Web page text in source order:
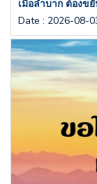
เมื่อลำบาก ต้องข
Date : 2026-08-